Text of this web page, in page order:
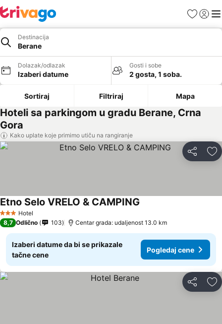
FavoritiPrijavi
Destinacija
Berane
Dolazak/odlazak
Izaberi datume
Gosti i sobe
2 gosta, 1 soba.
Sortiraj Filtriraj Mapa
Hoteli sa parkingom u gradu Berane, Crna
Gora
Kako uplate koje primimo utiču na rangiranje
Deli
3 Zvezdice
Hotel
Etno Selo VRELO & CAMPING
8,7 Odlično 103 Centar grada: udaljenost 13.0 km
Izaberi datume da bi se prikazale
tačne cene
Pogledaj cene
Deli